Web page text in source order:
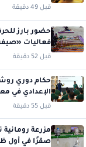
قبل 49 دقيقة
حضور بارز
فعاليات «صيفنا
قبل 52 دقيقة
حكام دوري
الإعدادي في
قبل 55 دقيقة
صقرًا في أول